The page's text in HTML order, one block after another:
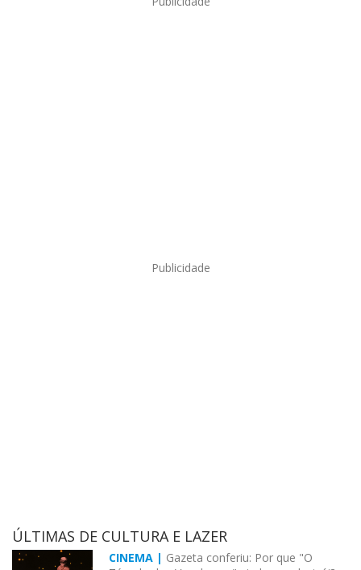
Publicidade
ÚLTIMAS DE CULTURA E LAZER
CINEMA | Gazeta conferiu: Por que "O